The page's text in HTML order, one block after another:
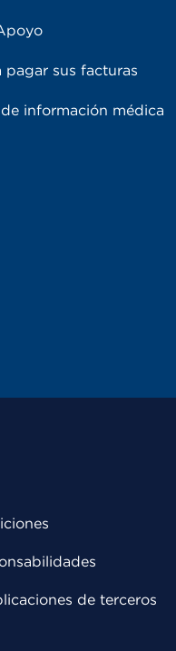
pagar sus facturas
información médica
de terceros